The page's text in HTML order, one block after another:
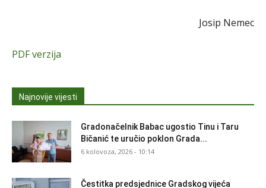
Josip Nemec
PDF verzija
Najnovije vijesti
Gradonačelnik Babac ugostio Tinu i Taru
Bičanić te uručio poklon Grada...
6 kolovoza, 2026 - 10:14
Čestitka predsjednice Gradskog vijeća